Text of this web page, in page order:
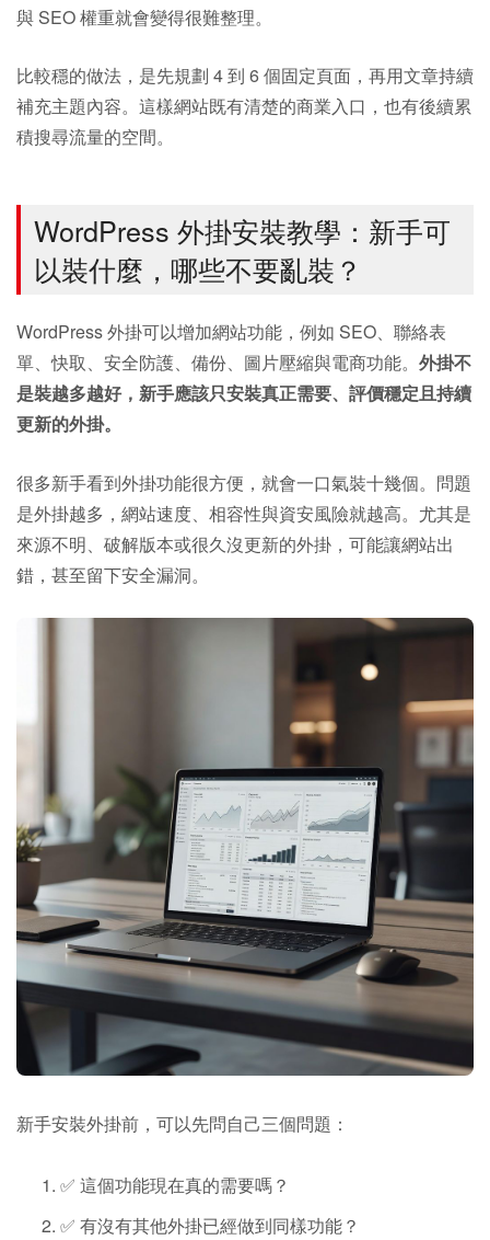
與 SEO 權重就會變得很難整理。
比較穩的做法，是先規劃 4 到 6 個固定頁面，再用文章持續
補充主題內容。這樣網站既有清楚的商業入口，也有後續累
積搜尋流量的空間。
WordPress 外掛安裝教學：新手可
以裝什麼，哪些不要亂裝？
WordPress 外掛可以增加網站功能，例如 SEO、聯絡表
單、快取、安全防護、備份、圖片壓縮與電商功能。 外掛不
是裝越多越好，新手應該只安裝真正需要、評價穩定且持續
更新的外掛。
很多新手看到外掛功能很方便，就會一口氣裝十幾個。問題
是外掛越多，網站速度、相容性與資安風險就越高。尤其是
來源不明、破解版本或很久沒更新的外掛，可能讓網站出
錯，甚至留下安全漏洞。
新手安裝外掛前，可以先問自己三個問題：
✅ 這個功能現在真的需要嗎？
✅ 有沒有其他外掛已經做到同樣功能？